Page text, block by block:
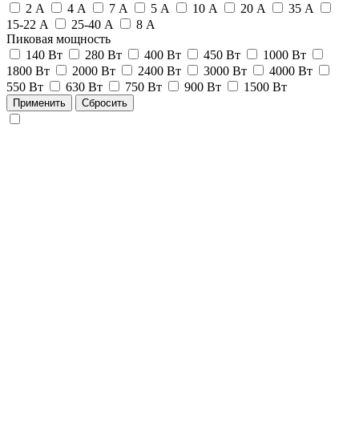
2 А
4 А 7 А 5 А 10 А 20 А
35 А
15-22 А
25-40 А
8 А
Пиковая мощность
140 Вт
280 Вт 400 Вт 450 Вт
1000 Вт
1800 Вт
2000 Вт 2400 Вт 3000 Вт
4000 Вт
550 Вт
630 Вт 750 Вт 900 Вт 1500 Вт